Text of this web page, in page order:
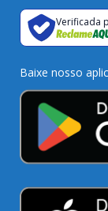
Verificada
Baixe nosso